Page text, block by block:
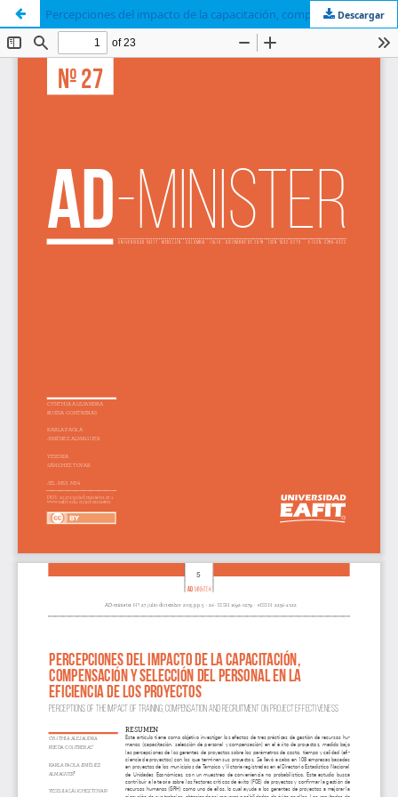
Percepciones del impacto de la capacitación, compensación y selección del personal en la eficiencia de los proyectos
Descargar